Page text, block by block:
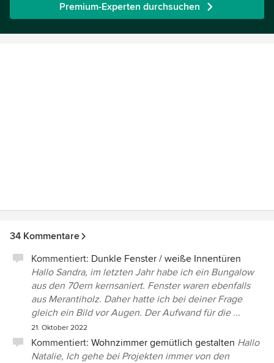
Premium-Experten durchsuchen
34 Kommentare
Kommentiert: Dunkle Fenster / weiße Innentüren
Hallo Sandra, im letzten Jahr habe ich ein Bungalow
aus den 70ern kernsaniert. Fenster waren ebenfalls
aus Merantiholz. Daher hatte ich bei deiner Frage
gleich ein Bild vor Augen. Der Aufwand für die ...
21. Oktober 2022
Kommentiert: Wohnzimmer gemütlich gestalten Hallo
Natalie, Ich gehe bei Projekten immer von den